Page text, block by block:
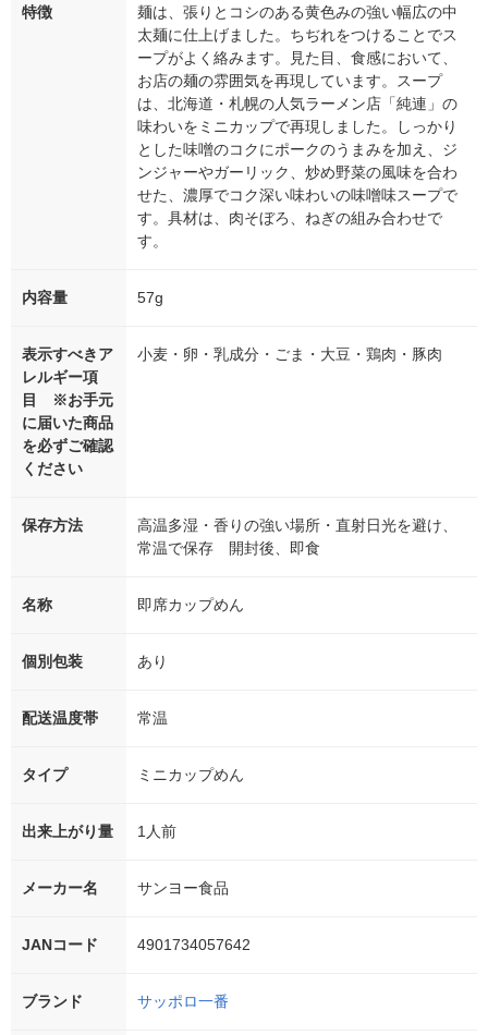
特徴
麺は、張りとコシのある黄色みの強い幅広の中
太麺に仕上げました。ちぢれをつけることでス
ープがよく絡みます。見た目、食感において、
お店の麺の雰囲気を再現しています。スープ
は、北海道・札幌の人気ラーメン店「純連」の
味わいをミニカップで再現しました。しっかり
とした味噌のコクにポークのうまみを加え、ジ
ンジャーやガーリック、炒め野菜の風味を合わ
せた、濃厚でコク深い味わいの味噌味スープで
す。具材は、肉そぼろ、ねぎの組み合わせで
す。
内容量 57g
表示すべきア
レルギー項
目 ※お手元
に届いた商品
を必ずご確認
ください
小麦・卵・乳成分・ごま・大豆・鶏肉・豚肉
保存方法
高温多湿・香りの強い場所・直射日光を避け、
常温で保存 開封後、即食
名称 即席カップめん
個別包装 あり
配送温度帯 常温
タイプ ミニカップめん
出来上がり量 1人前
メーカー名 サンヨー食品
JANコード 4901734057642
ブランド サッポロ一番